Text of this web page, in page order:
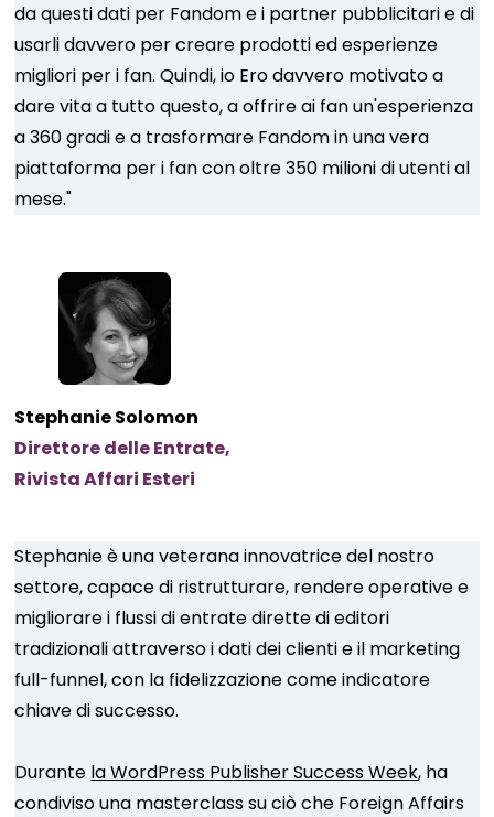
da questi dati per Fandom e i partner pubblicitari e di
usarli davvero per creare prodotti ed esperienze
migliori per i fan. Quindi, io Ero davvero motivato a
dare vita a tutto questo, a offrire ai fan un'esperienza
a 360 gradi e a trasformare Fandom in una vera
piattaforma per i fan con oltre 350 milioni di utenti al
mese."
Stephanie Solomon
Direttore delle Entrate,
Rivista Affari Esteri
Stephanie è una veterana innovatrice del nostro
settore, capace di ristrutturare, rendere operative e
migliorare i flussi di entrate dirette di editori
tradizionali attraverso i dati dei clienti e il marketing
full-funnel, con la fidelizzazione come indicatore
chiave di successo.
Durante la WordPress Publisher Success Week, ha
condiviso una masterclass su ciò che Foreign Affairs